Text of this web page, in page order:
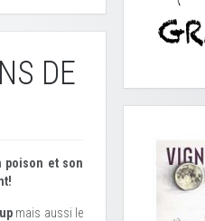
DE
poison et son
mais aussi le